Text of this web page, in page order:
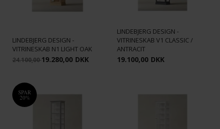
LINDEBJERG DESIGN -
VITRINESKAB N1 LIGHT OAK
24.100,0019.280,00 DKK
LINDEBJERG DESIGN -
VITRINESKAB V1 CLASSIC /
ANTRACIT
19.100,00 DKK
SPAR
20%